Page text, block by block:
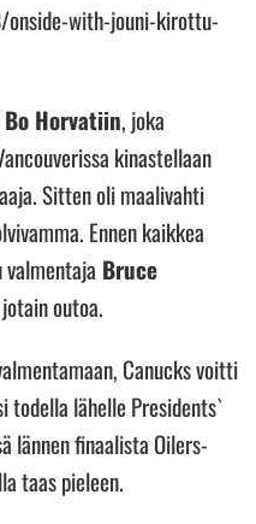
with-jouni-kirottu-
Bo Horvatiin, joka
kinastellaan
Sitten oli maalivahti
Ennen kaikkea
Bruce
outoa.
Canucks voitti
todella lähelle Presidents`
lännen finaalista Oilers-
taas pieleen.